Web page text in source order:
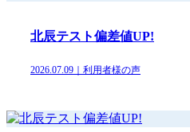
北辰テスト偏差値UP!
2026.07.09｜利用者様の声